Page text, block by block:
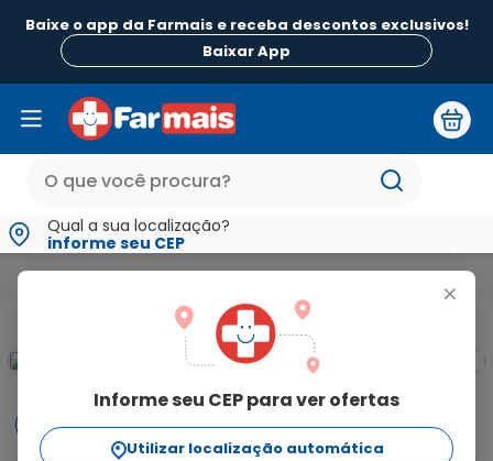
Baixe o app da Farmais e receba descontos exclusivos!
Baixar App
Qual a sua localização?
informe seu CEP
+
Informe seu CEP para ver ofertas
Utilizar localização automática
Informações